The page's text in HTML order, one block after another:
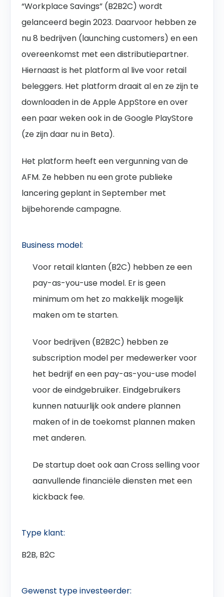
“Workplace Savings” (B2B2C) wordt
gelanceerd begin 2023. Daarvoor hebben ze
nu 8 bedrijven (launching customers) en een
overeenkomst met een distributiepartner.
Hiernaast is het platform al live voor retail
beleggers. Het platform draait al en ze zijn te
downloaden in de Apple AppStore en over
een paar weken ook in de Google PlayStore
(ze zijn daar nu in Beta).
Het platform heeft een vergunning van de
AFM. Ze hebben nu een grote publieke
lancering geplant in September met
bijbehorende campagne.
Business model:
Voor retail klanten (B2C) hebben ze een
pay-as-you-use model. Er is geen
minimum om het zo makkelijk mogelijk
maken om te starten.
Voor bedrijven (B2B2C) hebben ze
subscription model per medewerker voor
het bedrijf en een pay-as-you-use model
voor de eindgebruiker. Eindgebruikers
kunnen natuurlijk ook andere plannen
maken of in de toekomst plannen maken
met anderen.
De startup doet ook aan Cross selling voor
aanvullende financiële diensten met een
kickback fee.
Type klant:
B2B, B2C
Gewenst type investeerder: